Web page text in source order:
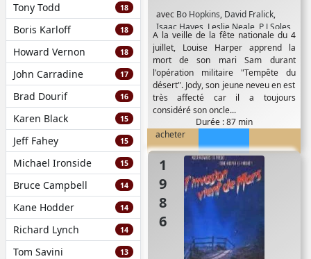
Tony Todd 18
Boris Karloff 18
Howard Vernon 18
John Carradine 17
Brad Dourif 16
Karen Black 15
Jeff Fahey 15
Michael Ironside 15
Bruce Campbell 14
Kane Hodder 14
Richard Lynch 14
Tom Savini 13
avec Bo Hopkins, David Fralick,
Isaac Hayes Leslie Neale, P J Soles
Robert Forster,Timothy Bottoms,
Tom McFadden
A la veille de la fête nationale du 4
juillet, Louise Harper apprend la
mort de son mari Sam durant
l'opération militaire "Tempête du
désert". Jody, son jeune neveu en est
très affecté car il a toujours
considéré son oncle...
Durée : 87 min
acheter
1986